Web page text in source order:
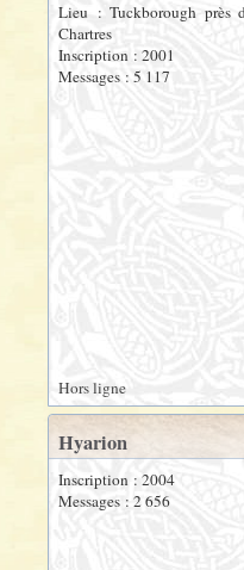
Lieu : Tuckborough près
Chartres
Inscription : 2001
Messages : 5 117
Hors ligne
Hyarion
Inscription : 2004
Messages : 2 656